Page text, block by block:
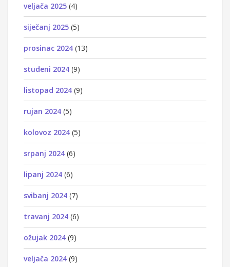
veljača 2025 (4)
siječanj 2025 (5)
prosinac 2024 (13)
studeni 2024 (9)
listopad 2024 (9)
rujan 2024 (5)
kolovoz 2024 (5)
srpanj 2024 (6)
lipanj 2024 (6)
svibanj 2024 (7)
travanj 2024 (6)
ožujak 2024 (9)
veljača 2024 (9)